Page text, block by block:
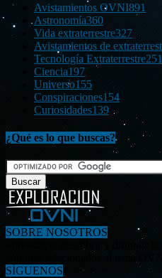
Avistamientos OVNI891
Astronomía360
Vida extraterrestre327
Avistamientos de
Tecnología Extraterrestre251
Ciencia197
Universo155
Conspiraciones154
Curiosidades139
¿Qué es lo que buscas?
SOBRE NOSOTROS
«Investigar, descubrir y difundir la
enigmas relacionados al tema
SÍGUENOS